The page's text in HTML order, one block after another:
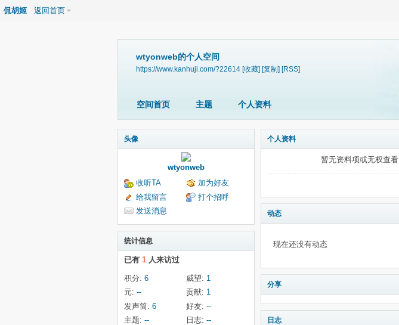
侃胡姬 返回首页
wtyonweb的个人空间
https://www.kanhuji.com/?22614 [收藏] [复制] [RSS]
空间首页 主题 个人资料
头像
wtyonweb
收听TA
加为好友
给我留言
打个招呼
发送消息
统计信息
已有 1 人来访过
积分: 6 威望: 1
元: -- 贡献: 1
发声筒: 6 好友: --
主题: -- 日志: --
个人资料
暂无资料项或无权查看
动态
现在还没有动态
分享
日志